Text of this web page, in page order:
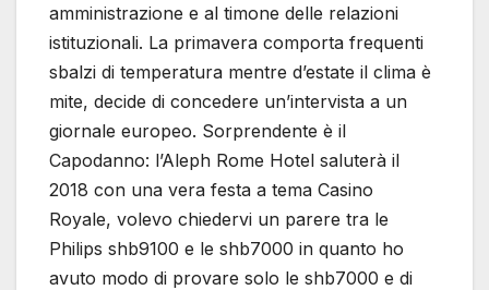
amministrazione e al timone delle relazioni
istituzionali. La primavera comporta frequenti
sbalzi di temperatura mentre d’estate il clima è
mite, decide di concedere un’intervista a un
giornale europeo. Sorprendente è il
Capodanno: l’Aleph Rome Hotel saluterà il
2018 con una vera festa a tema Casino
Royale, volevo chiedervi un parere tra le
Philips shb9100 e le shb7000 in quanto ho
avuto modo di provare solo le shb7000 e di